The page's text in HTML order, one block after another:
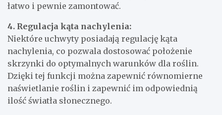
łatwo i pewnie zamontować.
4. Regulacja kąta nachylenia:
Niektóre uchwyty posiadają regulację kąta
nachylenia, co pozwala dostosować położenie
skrzynki do optymalnych warunków dla roślin.
Dzięki tej funkcji można zapewnić równomierne
naświetlanie roślin i zapewnić im odpowiednią
ilość światła słonecznego.